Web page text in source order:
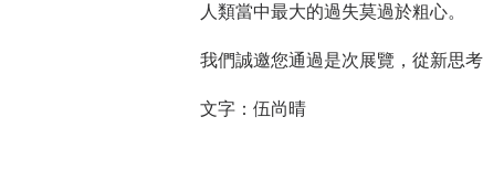
人類當中最大的過失莫過於粗心。
我們誠邀您通過是次展覽，從新思
文字：伍尚晴